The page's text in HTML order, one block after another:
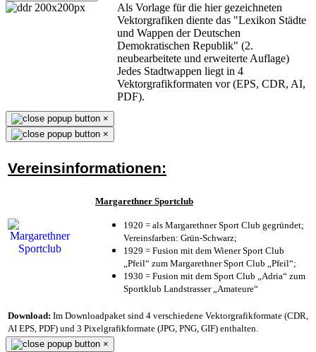
Als Vorlage für die hier gezeichneten
Vektorgrafiken diente das "Lexikon Städte
und Wappen der Deutschen
Demokratischen Republik" (2.
neubearbeitete und erweiterte Auflage)
Jedes Stadtwappen liegt in 4
Vektorgrafikformaten vor (EPS, CDR, AI,
PDF).
×
×
Vereinsinformationen:
Margarethner Sportclub
1920 = als Margarethner Sport Club gegründet;
Vereinsfarben: Grün-Schwarz;
1929 = Fusion mit dem Wiener Sport Club
„Pfeil“ zum Margarethner Sport Club „Pfeil“;
1930 = Fusion mit dem Sport Club „Adria“ zum
Sportklub Landstrasser „Amateure“
Download: Im Downloadpaket sind 4 verschiedene Vektorgrafikformate (CDR,
AI EPS, PDF) und 3 Pixelgrafikformate (JPG, PNG, GIF) enthalten.
×